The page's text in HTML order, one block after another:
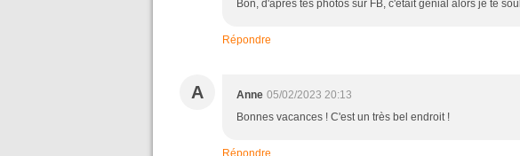
Bon, d'après tes photos sur FB, c'était génial alors je te
Répondre
A Anne 05/02/2023 20:13
Bonnes vacances ! C'est un très bel endroit !
Répondre